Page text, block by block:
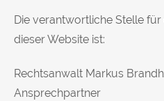
Die verantwortliche Stelle
dieser Website ist:
Rechtsanwalt Markus
Ansprechpartner